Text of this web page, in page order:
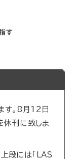
す
す。8月12日
休刊に致しま
段には「LAS